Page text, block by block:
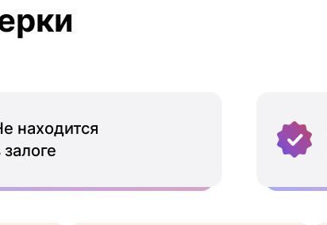
находится
залоге